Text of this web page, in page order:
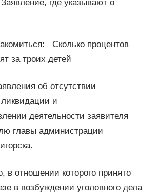
где указывают о
Сколько процентов
за троих детей
об отсутствии
и
деятельности заявителя
главы администрации
в отношении которого принято
в возбуждении уголовного дела